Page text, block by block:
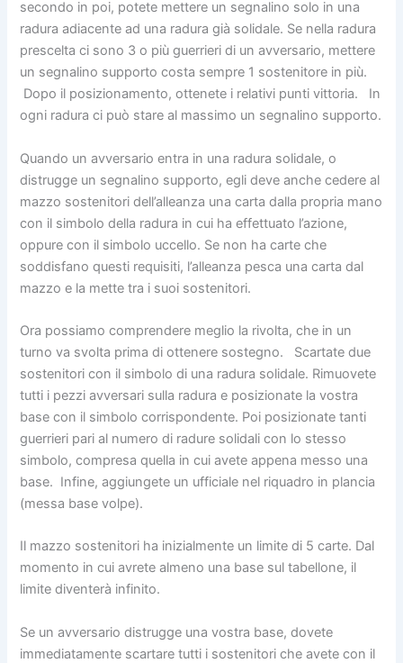
secondo in poi, potete mettere un segnalino solo in una
radura adiacente ad una radura già solidale. Se nella radura
prescelta ci sono 3 o più guerrieri di un avversario, mettere
un segnalino supporto costa sempre 1 sostenitore in più.
Dopo il posizionamento, ottenete i relativi punti vittoria. In
ogni radura ci può stare al massimo un segnalino supporto.
Quando un avversario entra in una radura solidale, o
distrugge un segnalino supporto, egli deve anche cedere al
mazzo sostenitori dell’alleanza una carta dalla propria mano
con il simbolo della radura in cui ha effettuato l’azione,
oppure con il simbolo uccello. Se non ha carte che
soddisfano questi requisiti, l’alleanza pesca una carta dal
mazzo e la mette tra i suoi sostenitori.
Ora possiamo comprendere meglio la rivolta, che in un
turno va svolta prima di ottenere sostegno. Scartate due
sostenitori con il simbolo di una radura solidale. Rimuovete
tutti i pezzi avversari sulla radura e posizionate la vostra
base con il simbolo corrispondente. Poi posizionate tanti
guerrieri pari al numero di radure solidali con lo stesso
simbolo, compresa quella in cui avete appena messo una
base. Infine, aggiungete un ufficiale nel riquadro in plancia
(messa base volpe).
Il mazzo sostenitori ha inizialmente un limite di 5 carte. Dal
momento in cui avrete almeno una base sul tabellone, il
limite diventerà infinito.
Se un avversario distrugge una vostra base, dovete
immediatamente scartare tutti i sostenitori che avete con il